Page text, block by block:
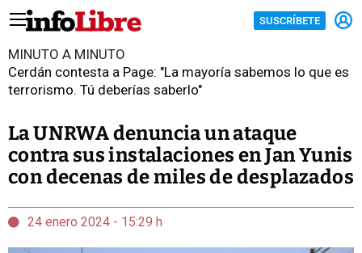
SUSCRÍBETE
MINUTO A MINUTO
Cerdán contesta a Page: "La mayoría sabemos lo que es
terrorismo. Tú deberías saberlo"
La UNRWA denuncia un ataque
contra sus instalaciones en Jan Yunis
con decenas de miles de desplazados
24 enero 2024 - 15:29 h